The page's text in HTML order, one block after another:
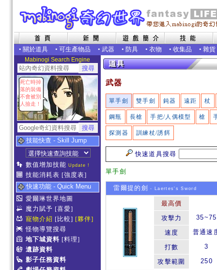
• 關於道具 • 可生產物品 • 武器 • 防具 • 衣物 • 收集品 • 雜貨
Mabinogi Search Engine
死亡時掉
落的裝備
不會被別
人撿走！
技能快查 - Skill Jump
數值增加技能 Update !
技能消耗表 [強度表]
快速功能 - Quick Menu
愛爾琳世界地圖
魔力賦予 [喜愛]
寵物介紹 [比較] [夥伴]
怪物導覽搜尋
地下城資料 [料理]
遺跡資料
影子任務資料
武器
單手劍 雙手劍 鈍器 遠距 杖
鋼瓶 長槍 手把/人偶模型 槍
探測器 訓練杖/誘餌
快速道具搜尋
單手劍
雷爾提的劍 - Laertes's Sword
最高價
攻擊力
35~75
速度 普通速
打數 3
攻擊範圍 250